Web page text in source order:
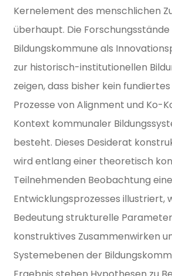
Kernelement des menschlichen
überhaupt. Die Forschungsstände
Bildungskommune als
zur historisch-institutionellen
zeigen, dass bisher kein
Prozesse von Alignment und Ko-
Kontext kommunaler
besteht. Dieses Desiderat
wird entlang einer theoretisch
Teilnehmenden Beobachtung
Entwicklungsprozesses illustriert,
Bedeutung strukturelle
konstruktives Zusammenwirken
Systemebenen der